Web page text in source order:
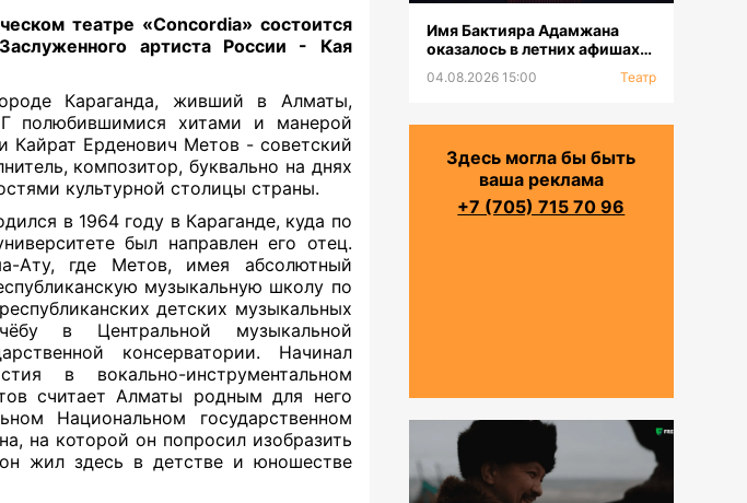
театре «Concordia» состоится
артиста России - Кая
Караганда, живший в Алматы,
полюбившимися хитами и манерой
Кайрат Ерденович Метов - советский
композитор, буквально на днях
культурной столицы страны.
в 1964 году в Караганде, куда по
был направлен его отец.
Ату, где Метов, имея абсолютный
музыкальную школу по
детских музыкальных
в Центральной музыкальной
консерватории. Начинал
в вокально-инструментальном
считает Алматы родным для него
Национальном государственном
на которой он попросил изобразить
жил здесь в детстве и юношестве
Имя Бактияра Адамжана
оказалось в летних афишах
04.08.2026 15:00 Театр
Здесь могла бы быть
ваша реклама
+7 (705) 715 70 96